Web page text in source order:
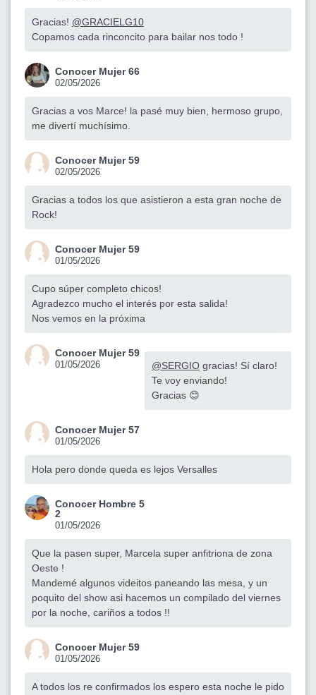
Gracias! @GRACIELG10
Copamos cada rinconcito para bailar nos todo !
Conocer Mujer 66
02/05/2026
Gracias a vos Marce! la pasé muy bien, hermoso grupo,
me divertí muchísimo.
Conocer Mujer 59
02/05/2026
Gracias a todos los que asistieron a esta gran noche de
Rock!
Conocer Mujer 59
01/05/2026
Cupo súper completo chicos!
Agradezco mucho el interés por esta salida!
Nos vemos en la próxima
Conocer Mujer 59
01/05/2026 @SERGIO gracias! Sí claro!
Te voy enviando!
Gracias 😊
Conocer Mujer 57
01/05/2026
Hola pero donde queda es lejos Versalles
Conocer Hombre 5
2
01/05/2026
Que la pasen super, Marcela super anfitriona de zona
Oeste !
Mandemé algunos videitos paneando las mesa, y un
poquito del show asi hacemos un compilado del viernes
por la noche, cariños a todos !!
Conocer Mujer 59
01/05/2026
A todos los re confirmados los espero esta noche le pido